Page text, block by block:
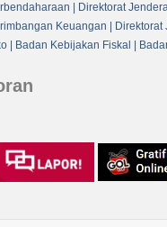
| Direktorat
Keuangan |
| Badan Kebijakan Fiskal
|